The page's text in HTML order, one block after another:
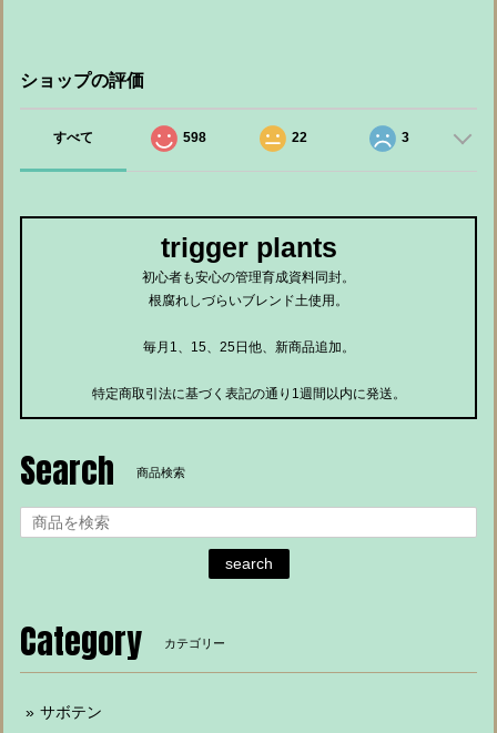
ショップの評価
すべて 598 22 3
trigger plants
初心者も安心の管理育成資料同封。
根腐れしづらいブレンド土使用。
毎月1、15、25日他、新商品追加。
特定商取引法に基づく表記の通り1週間以内に発送。
Search 商品検索
search
Category カテゴリー
サボテン